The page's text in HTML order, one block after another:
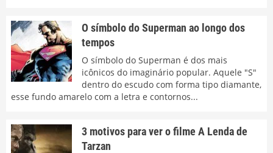
O símbolo do Superman ao longo dos
tempos
O símbolo do Superman é dos mais
icônicos do imaginário popular. Aquele "S"
dentro do escudo com forma tipo diamante,
esse fundo amarelo com a letra e contornos...
3 motivos para ver o filme A Lenda de
Tarzan